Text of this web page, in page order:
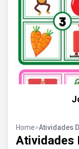
Home>Atividades
Atividades